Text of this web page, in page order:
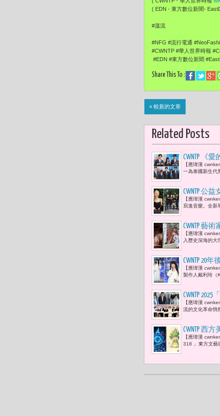
( EDN - 東方數位新聞-
#溫流
#NFG #流行電通
#CWNTP #華人世界時報
#EDN #東方數位新聞
Share This To :
« 較新的文章
Related Posts
CWNTP 《
粼、
【應瑋漢
一為泰國新生代
CWNTP 公
誰，只要
【應瑋漢
寫進音樂。全新
CWNTP 藝
受感動「
【應瑋漢
入歷史深海的大
CWNTP
的全新單曲
【應瑋漢
製作人戴利玲（
CWNTP
告成立 董
等劇打造
【應瑋漢
流的文化革命悄
CWNTP 西
島策略
【應瑋漢
318 」東方文藝